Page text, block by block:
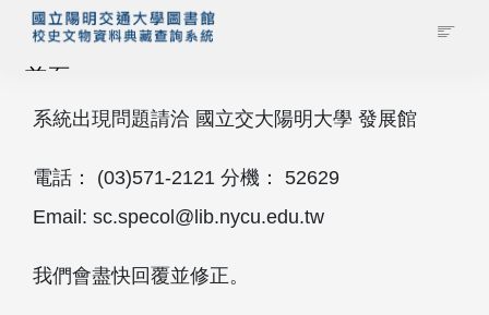
首頁
藏品查詢
藏品清單全覽
系統出現問題請洽 國立交大陽明大學 發展館
電話： (03)571‐2121 分機： 52629
Email: sc.specol@lib.nycu.edu.tw
我們會盡快回覆並修正。